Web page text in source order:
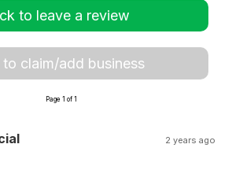
to leave a review
to claim/add business
Page 1 of 1
2 years ago